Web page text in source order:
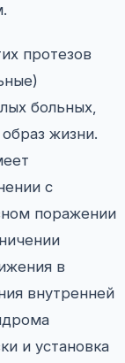
протезов
больных,
жизни.
с
поражении
в
внутренней
и установка